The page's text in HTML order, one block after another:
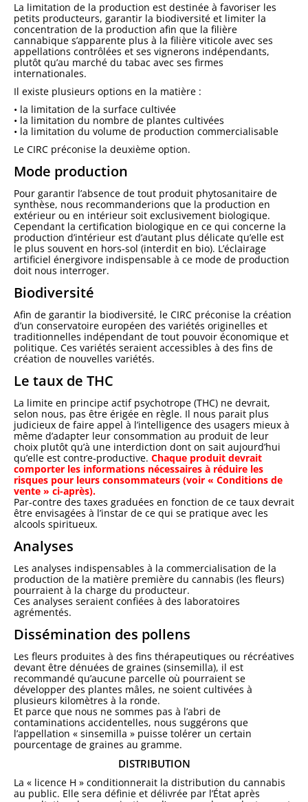
La limitation de la production est destinée à favoriser les
petits producteurs, garantir la biodiversité et limiter la
concentration de la production afin que la filière
cannabique s’apparente plus à la filière viticole avec ses
appellations contrôlées et ses vignerons indépendants,
plutôt qu’au marché du tabac avec ses firmes
internationales.
Il existe plusieurs options en la matière :
• la limitation de la surface cultivée
• la limitation du nombre de plantes cultivées
• la limitation du volume de production commercialisable
Le CIRC préconise la deuxième option.
Mode production
Pour garantir l’absence de tout produit phytosanitaire de
synthèse, nous recommanderions que la production en
extérieur ou en intérieur soit exclusivement biologique.
Cependant la certification biologique en ce qui concerne la
production d’intérieur est d’autant plus délicate qu’elle est
le plus souvent en hors-sol (interdit en bio). L’éclairage
artificiel énergivore indispensable à ce mode de production
doit nous interroger.
Biodiversité
Afin de garantir la biodiversité, le CIRC préconise la création
d’un conservatoire européen des variétés originelles et
traditionnelles indépendant de tout pouvoir économique et
politique. Ces variétés seraient accessibles à des fins de
création de nouvelles variétés.
Le taux de THC
La limite en principe actif psychotrope (THC) ne devrait,
selon nous, pas être érigée en règle. Il nous parait plus
judicieux de faire appel à l’intelligence des usagers mieux à
même d’adapter leur consommation au produit de leur
choix plutôt qu’à une interdiction dont on sait aujourd’hui
qu’elle est contre-productive. Chaque produit devrait
comporter les informations nécessaires à réduire les
risques pour leurs consommateurs (voir « Conditions de
vente » ci-après).
Par-contre des taxes graduées en fonction de ce taux devrait
être envisagées à l’instar de ce qui se pratique avec les
alcools spiritueux.
Analyses
Les analyses indispensables à la commercialisation de la
production de la matière première du cannabis (les fleurs)
pourraient à la charge du producteur.
Ces analyses seraient confiées à des laboratoires
agrémentés.
Dissémination des pollens
Les fleurs produites à des fins thérapeutiques ou récréatives
devant être dénuées de graines (sinsemilla), il est
recommandé qu’aucune parcelle où pourraient se
développer des plantes mâles, ne soient cultivées à
plusieurs kilomètres à la ronde.
Et parce que nous ne sommes pas à l’abri de
contaminations accidentelles, nous suggérons que
l’appellation « sinsemilla » puisse tolérer un certain
pourcentage de graines au gramme.
DISTRIBUTION
La « licence H » conditionnerait la distribution du cannabis
au public. Elle sera définie et délivrée par l’État après